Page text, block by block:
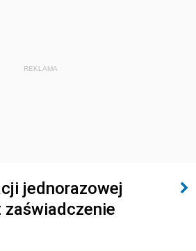
REKLAMA
jednorazowej